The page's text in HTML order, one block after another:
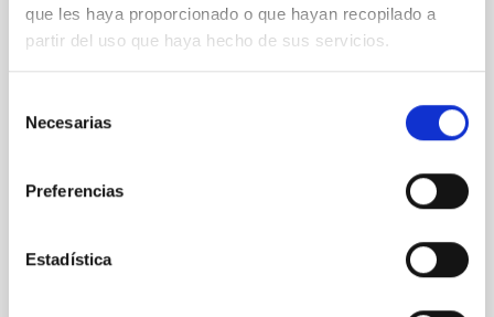
que les haya proporcionado o que hayan recopilado a
partir del uso que haya hecho de sus servicios.
Necesarias
Preferencias
Estadística
we expect to see alignments between the magnetic
field orientation of star-forming dense cores and the
with respect to the larger-scale magnetic